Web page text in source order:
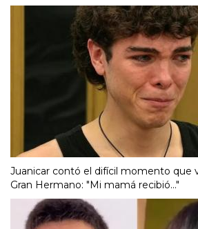
Juanicar contó el difícil momento que
Gran Hermano: "Mi mamá recibió..."